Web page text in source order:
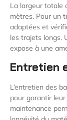
La largeur totale
mètres. Pour un
adaptées et
les trajets longs.
expose à une
Entretien
L’entretien des
pour garantir
maintenance